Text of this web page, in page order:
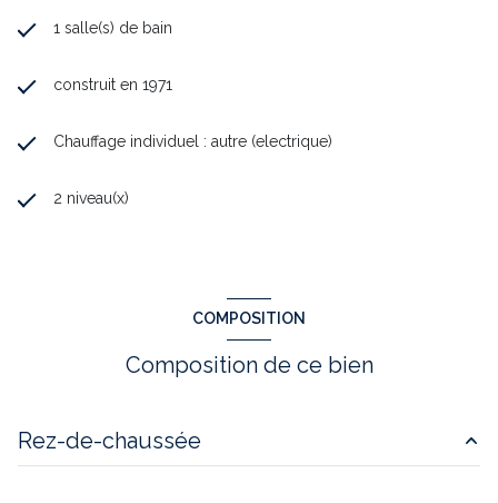
1 salle(s) de bain
construit en 1971
Chauffage individuel : autre (electrique)
2 niveau(x)
COMPOSITION
Composition de ce bien
Rez-de-chaussée